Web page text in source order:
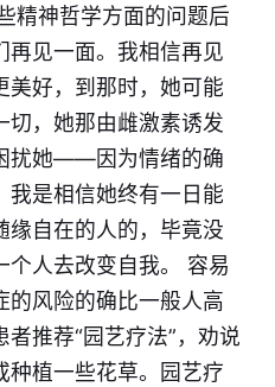
精神哲学方面的问题后
再见一面。我相信再见
美好，到那时，她可能
切，她那由雌激素诱发
扰她——因为情绪的确
我是相信她终有一日能
缘自在的人的，毕竟没
个人去改变自我。 容易
的风险的确比一般人高
推荐“园艺疗法”，劝说
种植一些花草。园艺疗